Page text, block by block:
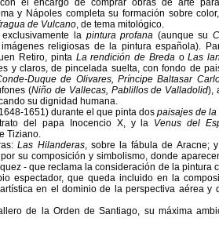
el encargo de comprar obras de arte
y Nápoles completa su formación sobre
de Vulcano, de tema mitológico.
la pintura profana (aunque su
religiosas de la pintura española).
Retiro, pinta La rendición de Breda oLas
y claros, de pincelada suelta, con fondo de
Duque de Olivares, Príncipe Baltasar
(Niño de Vallecas, Pablillos de Valladolid),
su dignidad humana.
1651) durante el que pinta dos paisajes de la
del papa Inocencio X, y la Venus del
Tiziano.
Las Hilanderas, sobre la fábula de Aracne; y
su composición y simbolismo, donde
- que reclama la consideración de la pintura
espectador, que queda incluido en la
en el dominio de la perspectiva aérea y
de la Orden de Santiago, su máxima